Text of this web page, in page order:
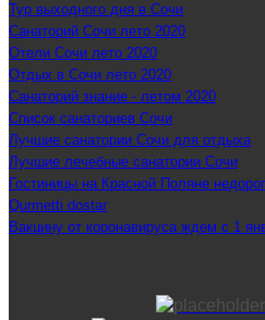
Тур выходного дня в Сочи
Санаторий Сочи лето 2020
Отели Сочи лето 2020
Отдых в Сочи лето 2020
Санаторий знание - летом 2020
Список санаториев Сочи
Лучшие санатории Сочи для отдыха
Лучшие лечебные санатории Сочи
Гостиницы на Красной Поляне
Qurmetti dostar
Вакцину от коронавируса ждем с 1